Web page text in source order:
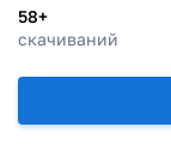
58+
скачиваний